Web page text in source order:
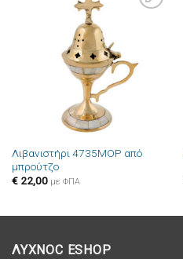
Λιβανιστήρι 4735MOP από
μπρούτζο
€22,00 με ΦΠΑ
ΛΥΧΝΟC ESHOP